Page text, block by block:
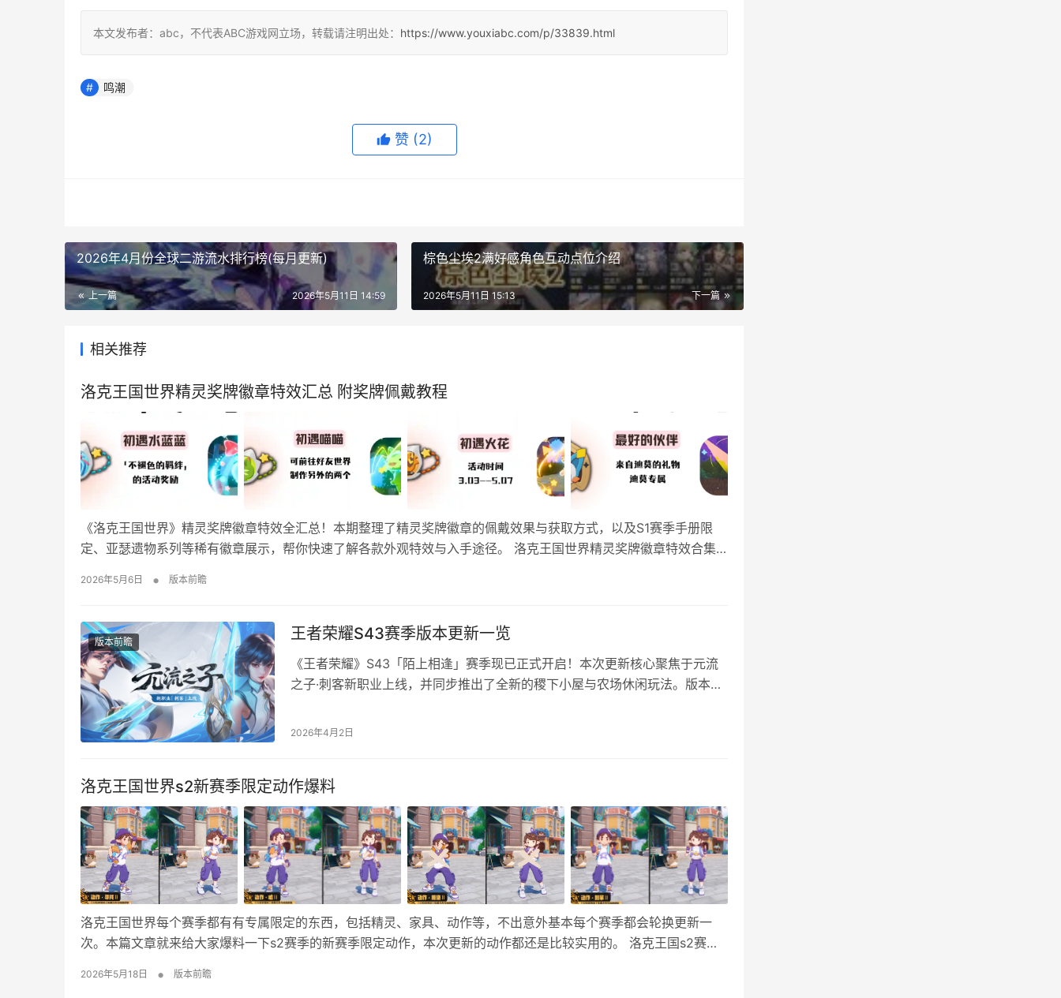
本文发布者：abc，不代表ABC游戏网立场，转载请注明出处： https://www.youxiabc.com/p/33839.html
鸣潮
赞 (2)
2026年4月份全球二游流水排行榜(每月更新)
上一篇 2026年5月11日 14:59
棕色尘埃2满好感角色互动点位介绍
下一篇
2026年5月11日 15:13
相关推荐
洛克王国世界精灵奖牌徽章特效汇总 附奖牌佩戴教程
《洛克王国世界》精灵奖牌徽章特效全汇总！本期整理了精灵奖牌徽章的佩戴效果与获取方式，以及S1赛季手册限
定、亚瑟遗物系列等稀有徽章展示，帮你快速了解各款外观特效与入手途径。 洛克王国世界精灵奖牌徽章特效合集
2026年5月6日 • 版本前瞻
版本前瞻 王者荣耀S43赛季版本更新一览
《王者荣耀》S43「陌上相逢」赛季现已正式开启！本次更新核心聚焦于元流
之子·刺客新职业上线，并同步推出了全新的稷下小屋与农场休闲玩法。版本重
装备“幽影袖箭”，大幅改变了战场生态。福利方面，S43战令含海月、后羿新皮
2026年4月2日
洛克王国世界s2新赛季限定动作爆料
洛克王国世界每个赛季都有有专属限定的东西，包括精灵、家具、动作等，不出意外基本每个赛季都会轮换更新一
次。本篇文章就来给大家爆料一下s2赛季的新赛季限定动作，本次更新的动作都还是比较实用的。 洛克王国s2赛季
赛季一样每个动作都有两个等级，2级动作是完全体，下…
2026年5月18日 • 版本前瞻